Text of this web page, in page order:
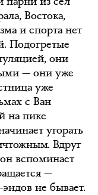
Востока,
и спорта нет
Подогретые
они
— они уже
уже
с Ван
на пике
угорать
Вдруг
вспоминает
—
не бывает.